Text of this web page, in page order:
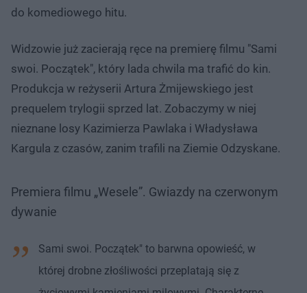
do komediowego hitu.
Widzowie już zacierają ręce na premierę filmu "Sami
swoi. Początek", który lada chwila ma trafić do kin.
Produkcja w reżyserii Artura Żmijewskiego jest
prequelem trylogii sprzed lat. Zobaczymy w niej
nieznane losy Kazimierza Pawlaka i Władysława
Kargula z czasów, zanim trafili na Ziemie Odzyskane.
Premiera filmu „Wesele”. Gwiazdy na czerwonym
dywanie
Sami swoi. Początek" to barwna opowieść, w
której drobne złośliwości przeplatają się z